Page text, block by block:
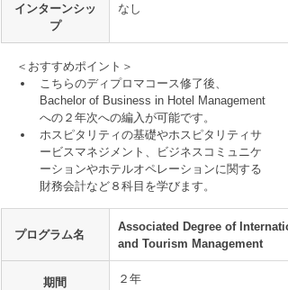
インターンシッ
プ
なし
＜おすすめポイント＞
こちらのディプロマコース修了後、
Bachelor of Business in Hotel Management
への２年次への編入が可能です。
ホスピタリティの基礎やホスピタリティサ
ービスマネジメント、ビジネスコミュニケ
ーションやホテルオペレーションに関する
財務会計など８科目を学びます。
プログラム名
​Associated Degree of
and Tourism Management
期間 ２年